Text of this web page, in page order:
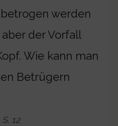
werden
der Vorfall
Wie kann man
Betrügern
12